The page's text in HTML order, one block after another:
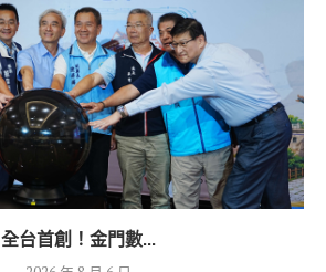
全台首創！金門數...